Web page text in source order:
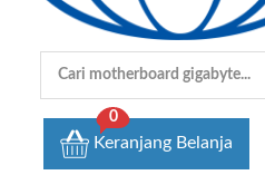
Keranjang Belanja
0